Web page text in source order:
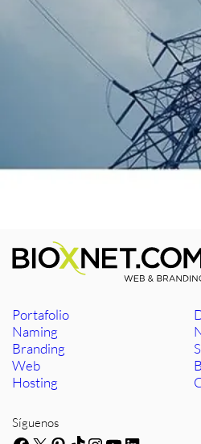
Portafolio
Naming
Branding
Web
Hosting
Síguenos